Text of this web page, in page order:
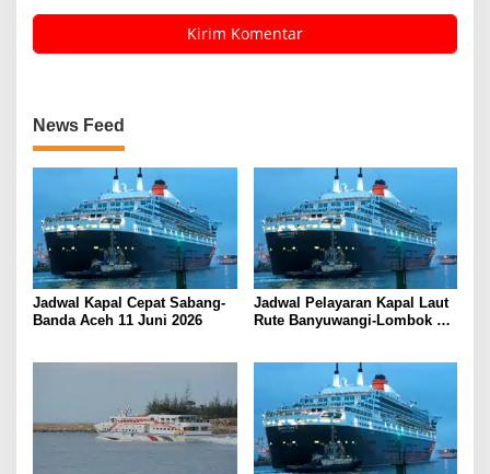
News Feed
Jadwal Kapal Cepat Sabang-
Banda Aceh 11 Juni 2026
Jadwal Pelayaran Kapal Laut
Rute Banyuwangi-Lombok